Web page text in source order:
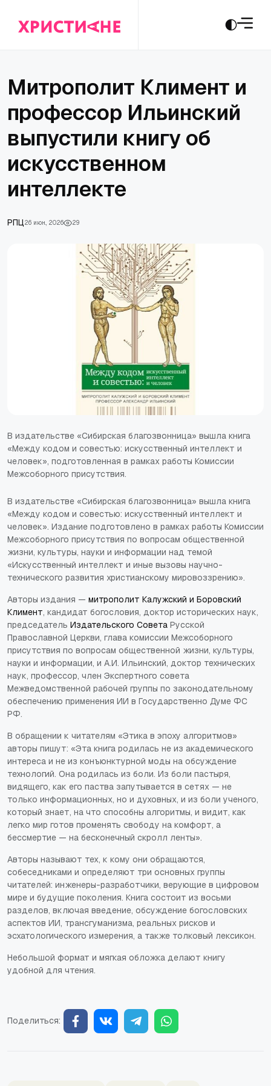
Митрополит Климент и
профессор Ильинский
выпустили книгу об
искусственном
интеллекте
РПЦ26 июн., 2026 29
В издательстве «Сибирская благозвонница» вышла книга
«Между кодом и совестью: искусственный интеллект и
человек», подготовленная в рамках работы Комиссии
Межсоборного присутствия.
В издательстве «Сибирская благозвонница» вышла книга
«Между кодом и совестью: искусственный интеллект и
человек». Издание подготовлено в рамках работы Комиссии
Межсоборного присутствия по вопросам общественной
жизни, культуры, науки и информации над темой
«Искусственный интеллект и иные вызовы научно-
технического развития христианскому мировоззрению».
Авторы издания — митрополит Калужский и Боровский
Климент, кандидат богословия, доктор исторических наук,
председатель Издательского Совета Русской
Православной Церкви, глава комиссии Межсоборного
присутствия по вопросам общественной жизни, культуры,
науки и информации, и А.И. Ильинский, доктор технических
наук, профессор, член Экспертного совета
Межведомственной рабочей группы по законодательному
обеспечению применения ИИ в Государственно Думе ФС
РФ.
В обращении к читателям «Этика в эпоху алгоритмов»
авторы пишут: «Эта книга родилась не из академического
интереса и не из конъюнктурной моды на обсуждение
технологий. Она родилась из боли. Из боли пастыря,
видящего, как его паства запутывается в сетях — не
только информационных, но и духовных, и из боли ученого,
который знает, на что способны алгоритмы, и видит, как
легко мир готов променять свободу на комфорт, а
бессмертие — на бесконечный скролл ленты».
Авторы называют тех, к кому они обращаются,
собеседниками и определяют три основных группы
читателей: инженеры-разработчики, верующие в цифровом
мире и будущие поколения. Книга состоит из восьми
разделов, включая введение, обсуждение богословских
аспектов ИИ, трансгуманизма, реальных рисков и
эсхатологического измерения, а также толковый лексикон.
Небольшой формат и мягкая обложка делают книгу
удобной для чтения.
Поделиться: